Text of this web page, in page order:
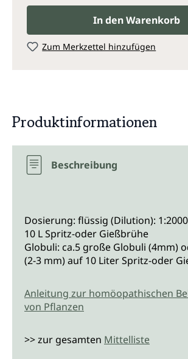
In den Warenkorb
Zum Merkzettel hinzufügen
Produktinformationen
Beschreibung
Dosierung: flüssig (Dilution):
10 L Spritz-oder Gießbrühe
Globuli: ca.5 große Globuli (4mm)
(2-3 mm) auf 10 Liter Spritz-oder
Anleitung zur homöopathischen
von Pflanzen
>> zur gesamten Mittelliste